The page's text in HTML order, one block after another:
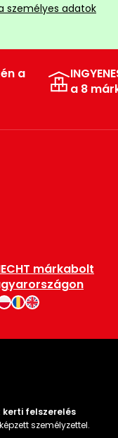
személyes adatok
a
a 8
márkabolt
kerti felszerelés
képzett személyzettel.